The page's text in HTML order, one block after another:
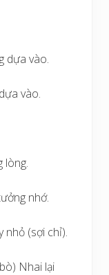
dựa vào.
vào.
lòng.
nhớ.
nhỏ (sợi chỉ).
Nhai lại